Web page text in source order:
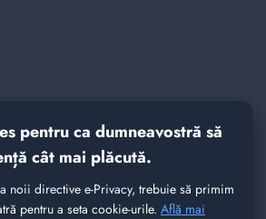
pentru ca dumneavostră să
cât mai plăcută.
noii directive e-Privacy, trebuie să primim
pentru a seta cookie-urile. Află mai